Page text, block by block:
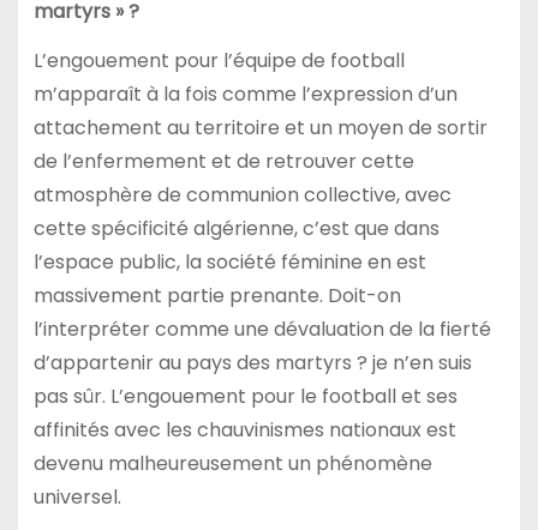
martyrs » ?
L’engouement pour l’équipe de football
m’apparaît à la fois comme l’expression d’un
attachement au territoire et un moyen de sortir
de l’enfermement et de retrouver cette
atmosphère de communion collective, avec
cette spécificité algérienne, c’est que dans
l’espace public, la société féminine en est
massivement partie prenante. Doit-on
l’interpréter comme une dévaluation de la fierté
d’appartenir au pays des martyrs ? je n’en suis
pas sûr. L’engouement pour le football et ses
affinités avec les chauvinismes nationaux est
devenu malheureusement un phénomène
universel.